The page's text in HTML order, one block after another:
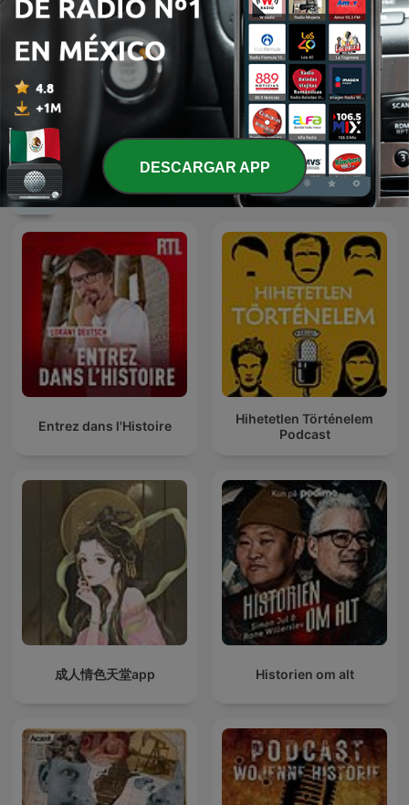
Les grands dossiers de
l'Histoire par Franck
Ferrand
Revisionist History: The
Staten Island Problem
Más podcasts internacionales de Historia
Entrez dans l'Histoire
Hihetetlen Történelem
Podcast
成人情色天堂app Historien om alt
DESCARGAR APP